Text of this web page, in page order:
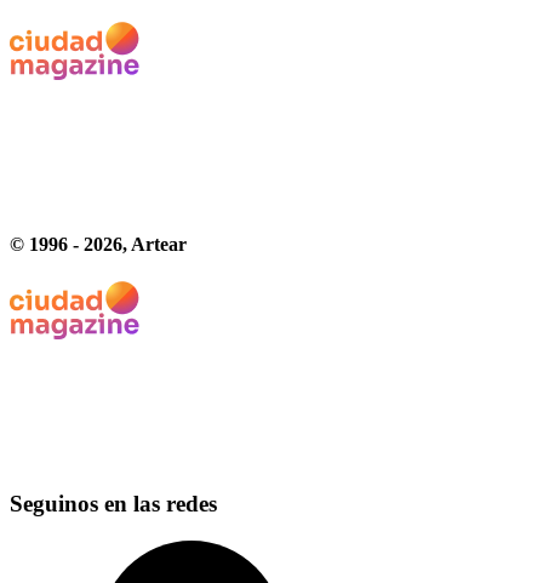
© 1996 - 2026, Artear
Seguinos en las redes